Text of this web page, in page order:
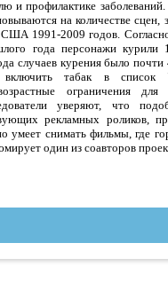
и профилактике
на количестве сцен,
1991-2009 годов.
года персонажи
случаев курения было
включить табак в список
ограничения
уверяют, что
рекламных роликов,
умеет снимать фильмы, где
один из соавторов